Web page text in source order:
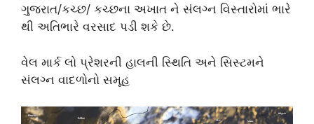
ગુજરાત/કચ્છ/ કચ્છના અખાત ને સંલગ્ન વિસ્તારોમાં ભારે
થી અતિભારે વરસાદ પડી શકે છે.
વેલ માર્ક લો પ્રેશરની હાલની સ્થિતિ અને સિસ્ટમને
સંલગ્ન વાદળોનો સમૂહ